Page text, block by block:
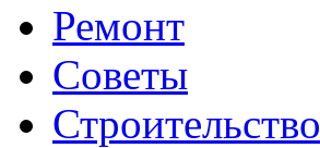
Ремонт
Советы
Строительство